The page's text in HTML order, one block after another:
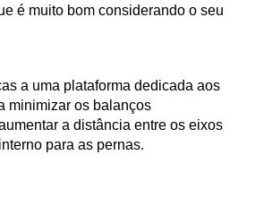
é muito bom considerando o seu
a uma plataforma dedicada aos
minimizar os balanços
a distância entre os eixos
para as pernas.